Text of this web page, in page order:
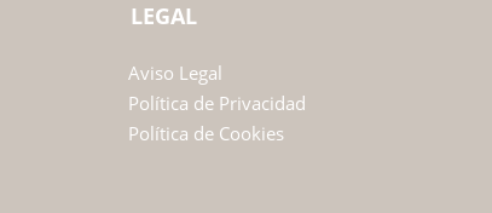
LEGAL
Aviso Legal
Política de Privacidad
Política de Cookies